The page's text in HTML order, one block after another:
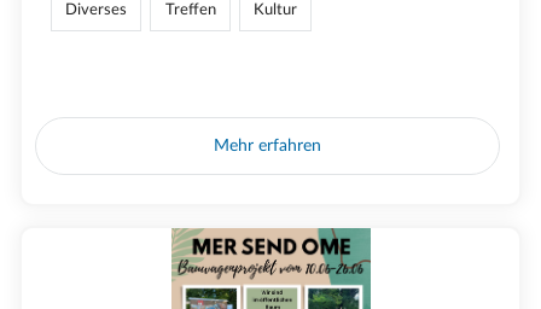
Diverses Treffen Kultur
Mehr erfahren